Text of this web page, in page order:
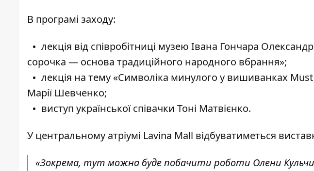
В програмі заходу:
лекція від співробітниці музею Івана Гончара
сорочка — основа традиційного народного вбрання»;
лекція на тему «Символіка минулого у вишиванках
Марії Шевченко;
виступ української співачки Тоні Матвієнко.
У центральному атріумі Lavina Mall відбуватиметься
«Зокрема, тут можна буде побачити роботи Олени